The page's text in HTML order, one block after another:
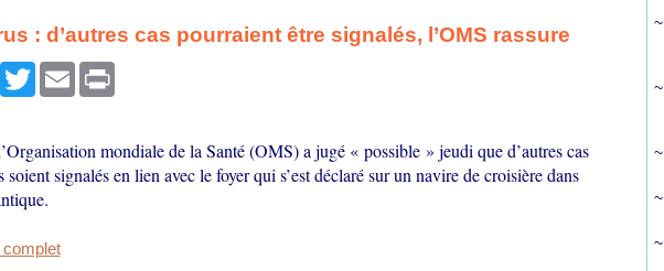
: d’autres cas pourraient être signalés, l’OMS rassure
TwitterEmail Print
mondiale de la Santé (OMS) a jugé « possible » jeudi que d’autres cas
soient signalés en lien avec le foyer qui s’est déclaré sur un navire de croisière dans
complet
~
~
~
~
~